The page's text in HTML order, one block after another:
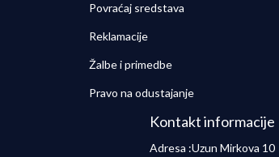
Povraćaj sredstava
Reklamacije
Žalbe i primedbe
Pravo na odustajanje
Kontakt informacije
Adresa :Uzun Mirkova 10